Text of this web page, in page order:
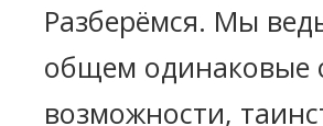
Разберёмся. Мы
общем
возможности,